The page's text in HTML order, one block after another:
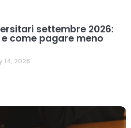
settembre 2026:
come pagare meno
14, 2026